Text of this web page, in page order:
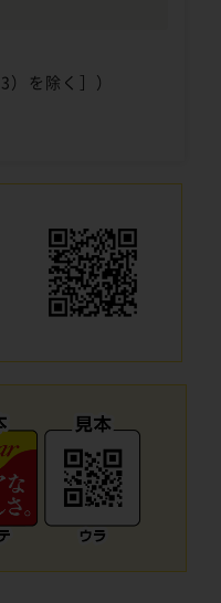
を除く］）